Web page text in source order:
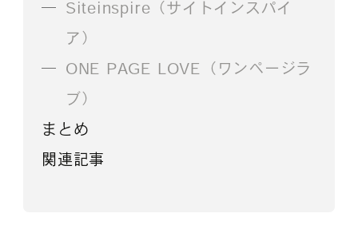
Siteinspire（サイトインスパイ
ア）
ONE PAGE LOVE（ワンページラ
ブ）
まとめ
関連記事